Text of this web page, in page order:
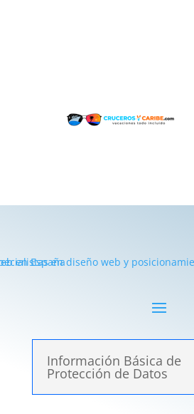
Información Básica de
Protección de Datos